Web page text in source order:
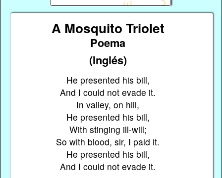
A Mosquito Triolet
Poema
(Inglés)
He presented his bill,
And I could not evade it.
In valley, on hill,
He presented his bill,
With stinging ill-will;
So with blood, sir, I paid it.
He presented his bill,
And I could not evade it.